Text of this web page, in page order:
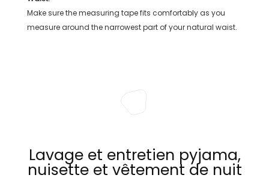
Make sure the measuring tape fits comfortably as you
measure around the narrowest part of your natural waist.
Lavage et entretien pyjama,
nuisette et vêtement de nuit